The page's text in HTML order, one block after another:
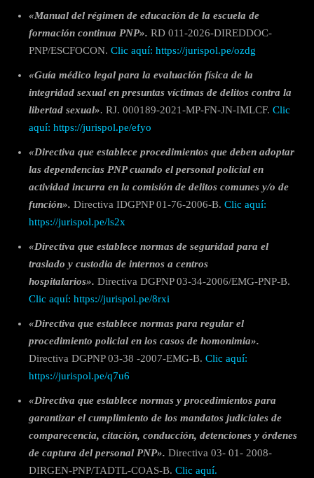
«Manual del régimen de educación de la escuela de
formación continua PNP». RD 011-2026-DIREDDOC-
PNP/ESCFOCON. Clic aquí: https://jurispol.pe/ozdg
«Guía médico legal para la evaluación física de la
integridad sexual en presuntas víctimas de delitos contra la
libertad sexual». RJ. 000189-2021-MP-FN-JN-IMLCF. Clic
aquí: https://jurispol.pe/efyo
«Directiva que establece procedimientos que deben adoptar
las dependencias PNP cuando el personal policial en
actividad incurra en la comisión de delitos comunes y/o de
función». Directiva IDGPNP 01-76-2006-B. Clic aquí:
https://jurispol.pe/ls2x
«Directiva que establece normas de seguridad para el
traslado y custodia de internos a centros
hospitalarios». Directiva DGPNP 03-34-2006/EMG-PNP-B.
Clic aquí: https://jurispol.pe/8rxi
«Directiva que establece normas para regular el
procedimiento policial en los casos de homonimia».
Directiva DGPNP 03-38 -2007-EMG-B. Clic aquí:
https://jurispol.pe/q7u6
«Directiva que establece normas y procedimientos para
garantizar el cumplimiento de los mandatos judiciales de
comparecencia, citación, conducción, detenciones y órdenes
de captura del personal PNP». Directiva 03- 01- 2008-
DIRGEN-PNP/TADTL-COAS-B. Clic aquí.